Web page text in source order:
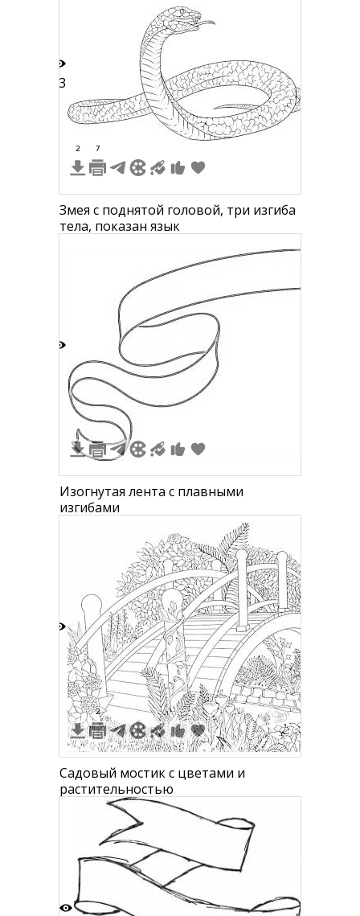
13
2 7
Змея с поднятой головой, три изгиба
тела, показан язык
Изогнутая лента с плавными
изгибами
2
Садовый мостик с цветами и
растительностью